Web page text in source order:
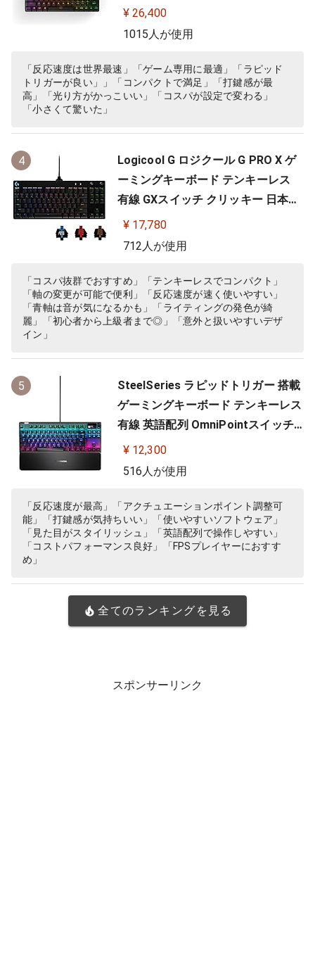
mniPointスイッチ 2ーinー1アクシ
ョンキー 搭載 64825 ブラック
¥ 26,400
1015人が使用
「反応速度は世界最速」「ゲーム専用に最適」「ラピッド
トリガーが良い」」「コンパクトで満足」「打鍵感が最
高」「光り方がかっこいい」「コスパが設定で変わる」
「小さくて驚いた」
4
Logicool G ロジクール G PRO X ゲ
ーミングキーボード テンキーレス
有線 GXスイッチ クリッキー 日本語
配列 LIGHTSYNC RGB 着脱式ケーブ
ル G-PKB-002 国内正規品 【 ファイ
】
¥ 17,780
712人が使用
「コスパ抜群でおすすめ」「テンキーレスでコンパクト」
「軸の変更が可能で便利」「反応速度が速く使いやすい」
「青軸は音が気になるかも」「ライティングの発色が綺
麗」「初心者から上級者まで◎」「意外と扱いやすいデザ
イン」
5
SteelSeries ラピッドトリガー 搭載
ゲーミングキーボード テンキーレス
有線 英語配列 OmniPointスイッチ
有機ELディスプレイ搭載 Apex Pro
TKL US 64734 ブラック
¥ 12,300
516人が使用
「反応速度が最高」「アクチュエーションポイント調整可
能」「打鍵感が気持ちいい」「使いやすいソフトウェア」
「見た目がスタイリッシュ」「英語配列で操作しやすい」
「コストパフォーマンス良好」「FPSプレイヤーにおすす
め」
全てのランキングを見る
スポンサーリンク